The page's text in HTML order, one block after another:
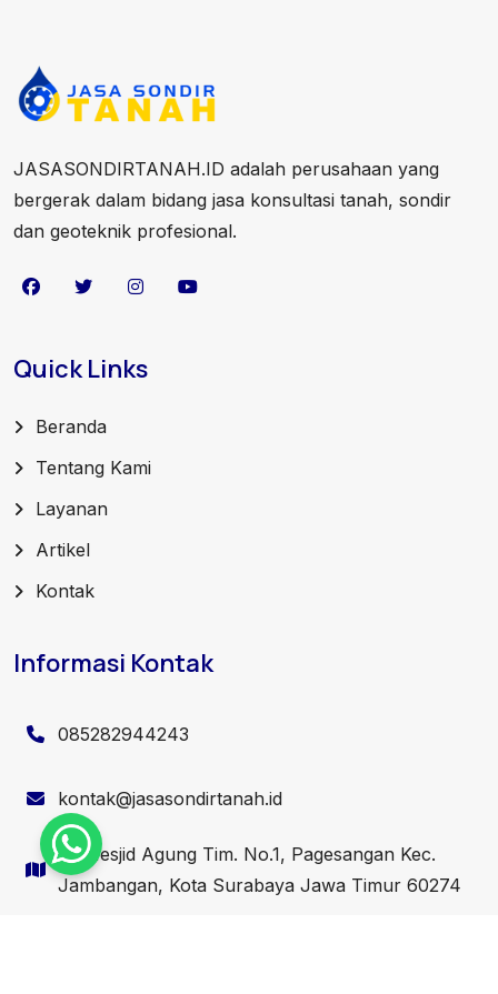
JASASONDIRTANAH.ID adalah perusahaan yang
bergerak dalam bidang jasa konsultasi tanah, sondir
dan geoteknik profesional.
Quick Links
Beranda
Tentang Kami
Layanan
Artikel
Kontak
Informasi Kontak
085282944243
kontak@jasasondirtanah.id
Jl. Mesjid Agung Tim. No.1, Pagesangan Kec.
Jambangan, Kota Surabaya Jawa Timur 60274